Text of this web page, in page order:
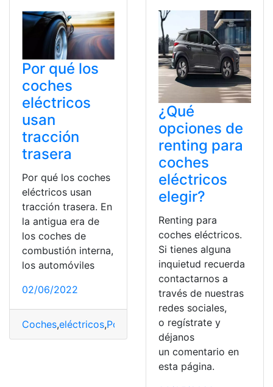
Por qué los
coches
eléctricos
usan
tracción
trasera
Por qué los coches
eléctricos usan
tracción trasera. En
la antigua era de
los coches de
combustión interna,
los automóviles
02/06/2022
Coches,eléctricos,Potencia tracción,trasera
¿Qué
opciones de
renting para
coches
eléctricos
elegir?
Renting para
coches eléctricos.
Si tienes alguna
inquietud recuerda
contactarnos a
través de nuestras
redes sociales,
o regístrate y
déjanos
un comentario en
esta página.